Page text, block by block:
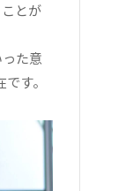
とが
た意
す。